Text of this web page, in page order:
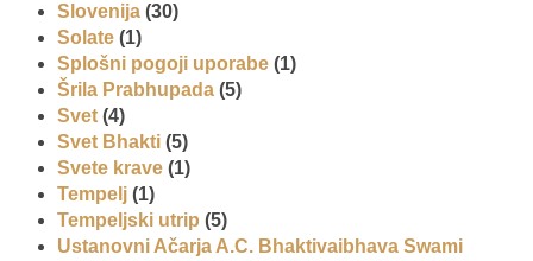
Slovenija (30)
Solate (1)
Splošni pogoji uporabe (1)
Šrila Prabhupada (5)
Svet (4)
Svet Bhakti (5)
Svete krave (1)
Tempelj (1)
Tempeljski utrip (5)
Ustanovni Ačarja A.C. Bhaktivaibhava Swami